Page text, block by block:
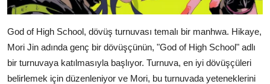
God of High School, dövüş turnuvası temalı bir manhwa. Hikaye,
Mori Jin adında genç bir dövüşçünün, "God of High School" adlı
bir turnuvaya katılmasıyla başlıyor. Turnuva, en iyi dövüşçüleri
belirlemek için düzenleniyor ve Mori, bu turnuvada yeteneklerini